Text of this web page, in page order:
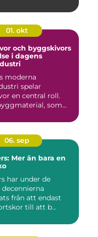
01. okt
och byggskivors
i dagens
moderna
spelar
en central roll.
som
06. sep
Mer än bara en
har under de
decennierna
från att endast
till att b...